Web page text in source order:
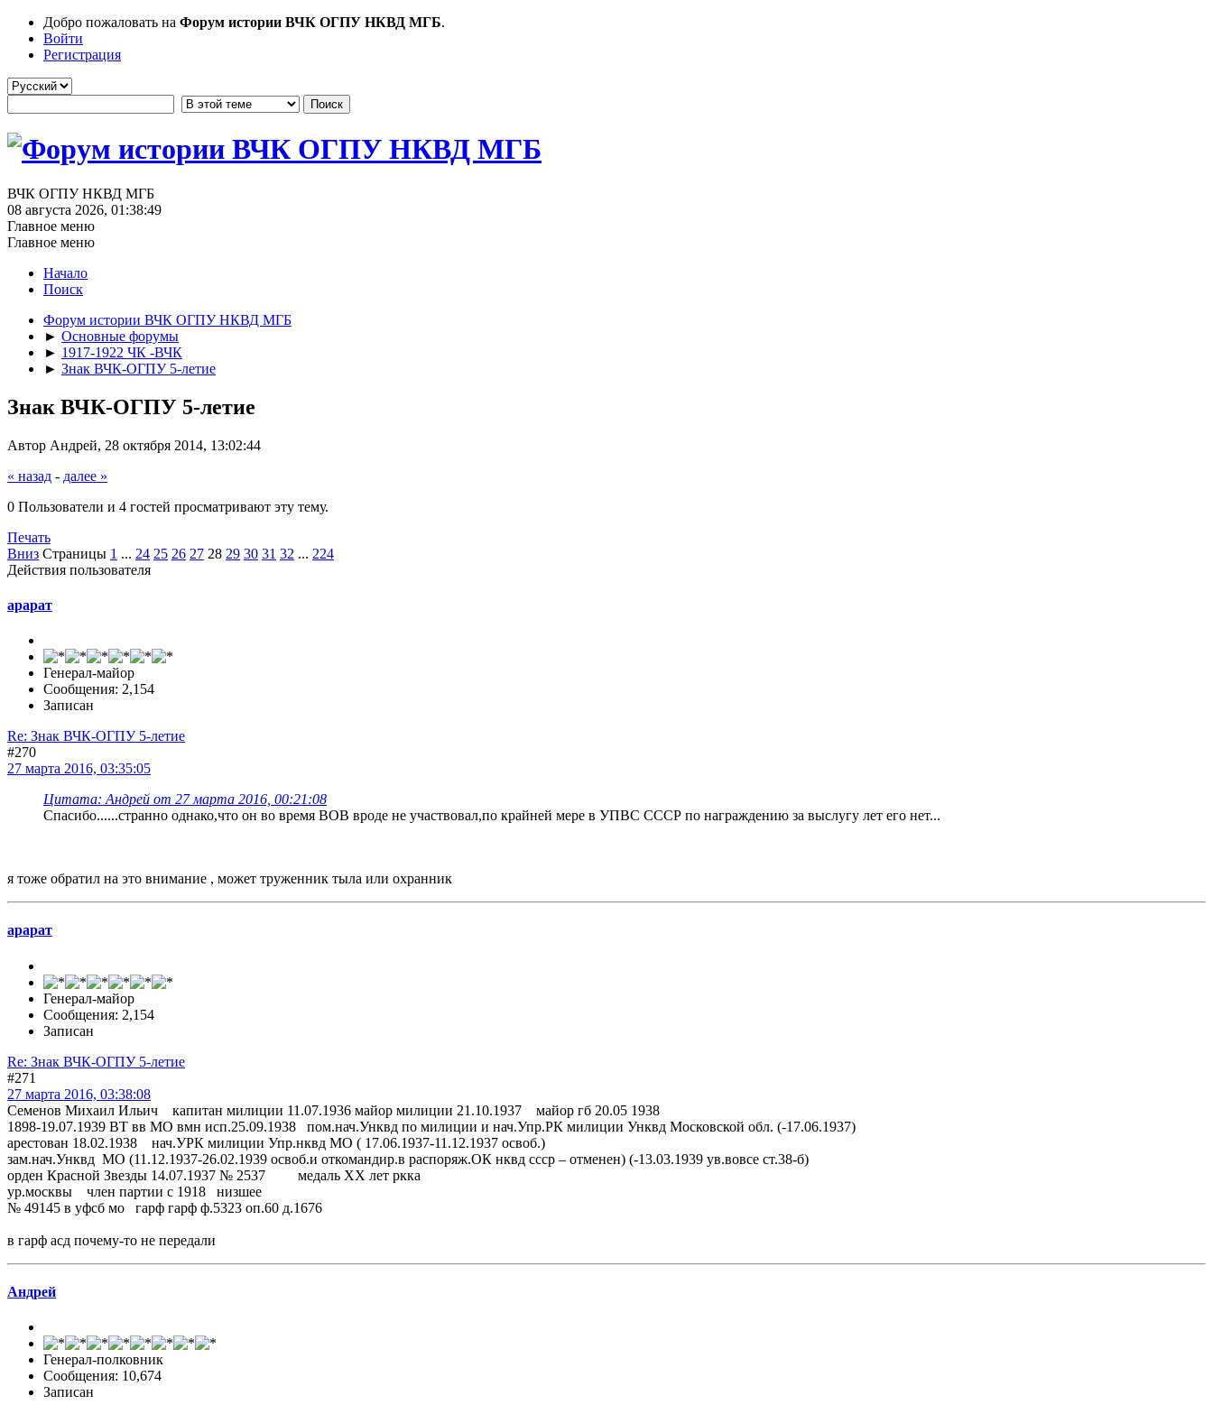
Добро пожаловать на Форум истории ВЧК ОГПУ НКВД МГБ.
Войти
Регистрация
ВЧК ОГПУ НКВД МГБ
08 августа 2026, 01:38:49
Главное меню
Главное меню
Начало
Поиск
Форум истории ВЧК ОГПУ НКВД МГБ
► Основные форумы
► 1917-1922 ЧК -ВЧК
► Знак ВЧК-ОГПУ 5-летие
Знак ВЧК-ОГПУ 5-летие
Автор Андрей, 28 октября 2014, 13:02:44
« назад - далее »
0 Пользователи и 4 гостей просматривают эту тему.
Печать
Вниз Страницы 1 ... 24 25 26 27 28 29 30 31 32 ... 224
Действия пользователя
арарат
Генерал-майор
Сообщения: 2,154
Записан
Re: Знак ВЧК-ОГПУ 5-летие
#270
27 марта 2016, 03:35:05
Цитата: Андрей от 27 марта 2016, 00:21:08
Спасибо......странно однако,что он во время ВОВ вроде не участвовал,по крайней мере в УПВС СССР по награждению за выслугу лет его нет...
я тоже обратил на это внимание , может труженник тыла или охранник
арарат
Генерал-майор
Сообщения: 2,154
Записан
Re: Знак ВЧК-ОГПУ 5-летие
#271
27 марта 2016, 03:38:08
Семенов Михаил Ильич капитан милиции 11.07.1936 майор милиции 21.10.1937 майор гб 20.05 1938
1898-19.07.1939 ВТ вв МО вмн исп.25.09.1938 пом.нач.Унквд по милиции и нач.Упр.РК милиции Унквд Московской обл. (-17.06.1937)
арестован 18.02.1938 нач.УРК милиции Упр.нквд МО ( 17.06.1937-11.12.1937 освоб.)
зам.нач.Унквд МО (11.12.1937-26.02.1939 освоб.и откомандир.в распоряж.ОК нквд ссср – отменен) (-13.03.1939 ув.вовсе ст.38-б)
орден Красной Звезды 14.07.1937 № 2537 медаль ХХ лет ркка
ур.москвы член партии с 1918 низшее
№ 49145 в уфсб мо гарф гарф ф.5323 оп.60 д.1676
в гарф асд почему-то не передали
Андрей
Генерал-полковник
Сообщения: 10,674
Записан